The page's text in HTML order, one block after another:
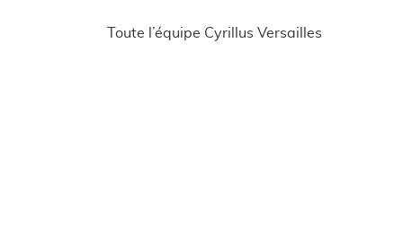
Toute l’équipe Cyrillus Versailles